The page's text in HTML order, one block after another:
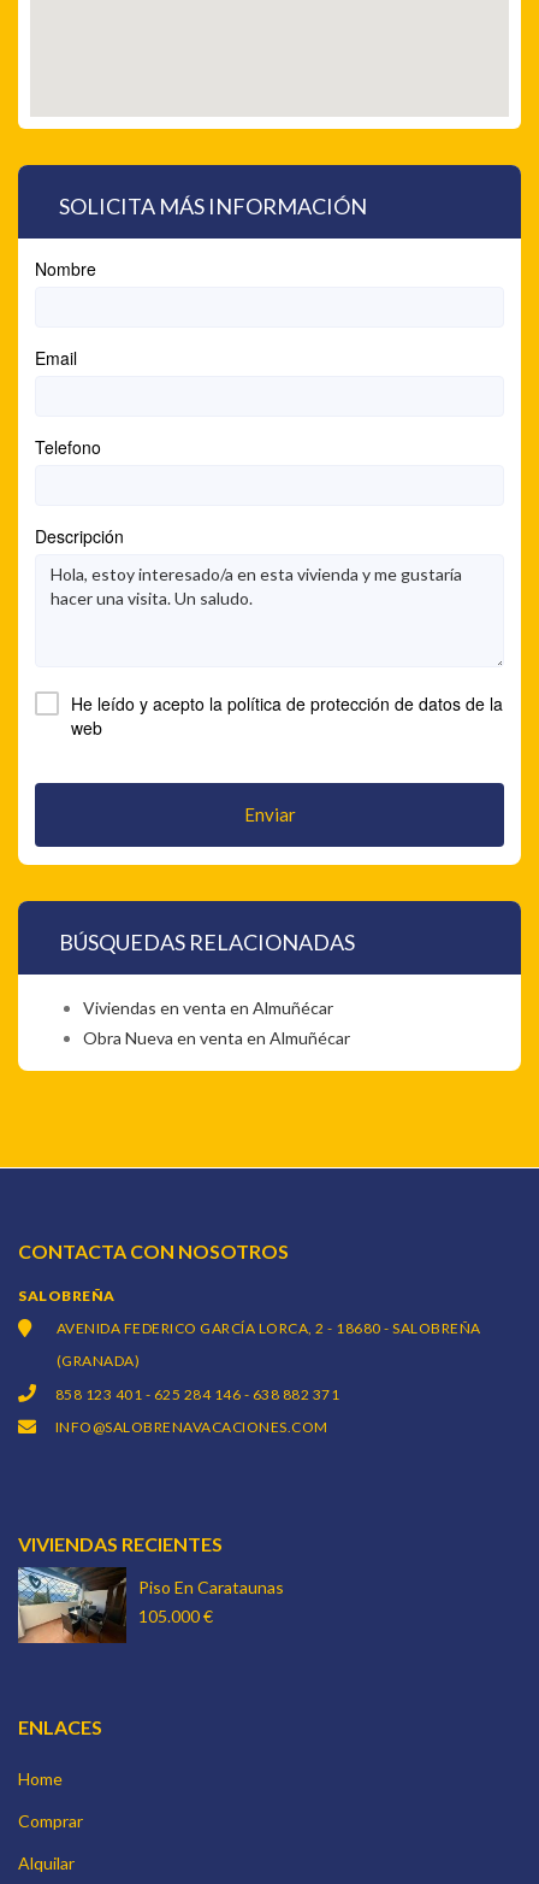
SOLICITA MÁS INFORMACIÓN
Nombre
Email
Telefono
Descripción
He leído y acepto la política de protección de datos de la
web
Enviar
BÚSQUEDAS RELACIONADAS
Viviendas en venta en Almuñécar
Obra Nueva en venta en Almuñécar
CONTACTA CON NOSOTROS
SALOBREÑA
AVENIDA FEDERICO GARCÍA LORCA, 2 - 18680 - SALOBREÑA
(GRANADA)
858 123 401 - 625 284 146 - 638 882 371
INFO@SALOBRENAVACACIONES.COM
VIVIENDAS RECIENTES
Piso En Carataunas
105.000 €
ENLACES
Home
Comprar
Alquilar